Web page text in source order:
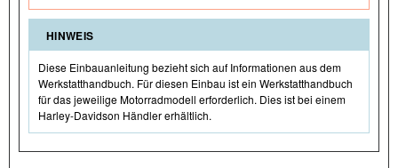
HINWEIS
Diese Einbauanleitung bezieht sich auf Informationen aus dem
Werkstatthandbuch. Für diesen Einbau ist ein Werkstatthandbuch
für das jeweilige Motorradmodell erforderlich. Dies ist bei einem
Harley-Davidson Händler erhältlich.